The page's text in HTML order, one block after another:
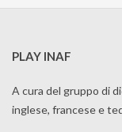
PLAY INAF
A cura del gruppo di
inglese, francese e